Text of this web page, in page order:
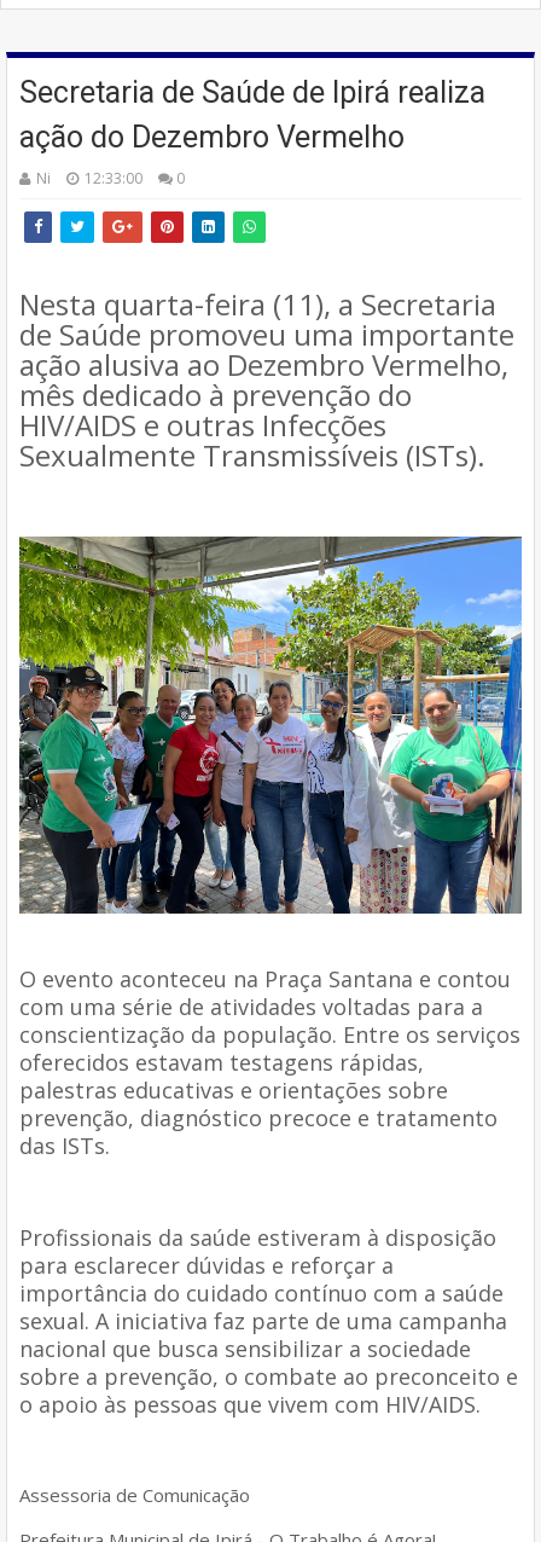
Secretaria de Saúde de Ipirá realiza
ação do Dezembro Vermelho
Ni 12:33:00 0
Nesta quarta-feira (11), a Secretaria
de Saúde promoveu uma importante
ação alusiva ao Dezembro Vermelho,
mês dedicado à prevenção do
HIV/AIDS e outras Infecções
Sexualmente Transmissíveis (ISTs).
O evento aconteceu na Praça Santana e contou
com uma série de atividades voltadas para a
conscientização da população. Entre os serviços
oferecidos estavam testagens rápidas,
palestras educativas e orientações sobre
prevenção, diagnóstico precoce e tratamento
das ISTs.
Profissionais da saúde estiveram à disposição
para esclarecer dúvidas e reforçar a
importância do cuidado contínuo com a saúde
sexual. A iniciativa faz parte de uma campanha
nacional que busca sensibilizar a sociedade
sobre a prevenção, o combate ao preconceito e
o apoio às pessoas que vivem com HIV/AIDS.
Assessoria de Comunicação